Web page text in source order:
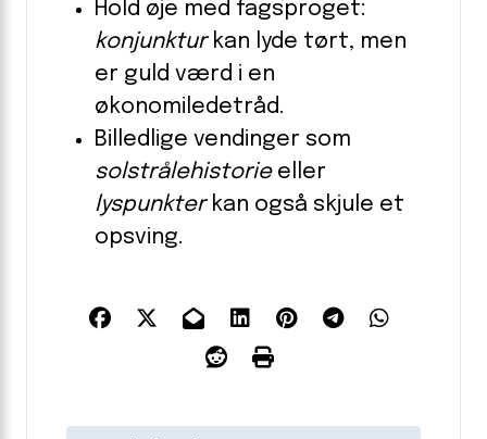
Hold øje med fagsproget:
konjunkturkan lyde tørt, men
er guld værd i en
økonomiledetråd.
Billedlige vendinger som
solstrålehistorieeller
lyspunkterkan også skjule et
opsving.